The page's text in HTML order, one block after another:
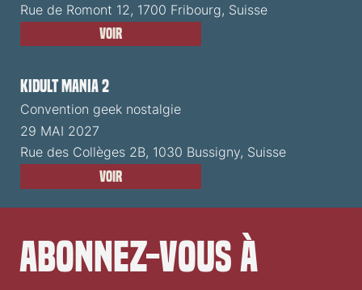
Rue de Romont 12, 1700 Fribourg, Suisse
Voir
Kidult Mania 2
Convention geek nostalgie
29 MAI 2027
Rue des Collèges 2B, 1030 Bussigny, Suisse
Voir
Abonnez-vous à